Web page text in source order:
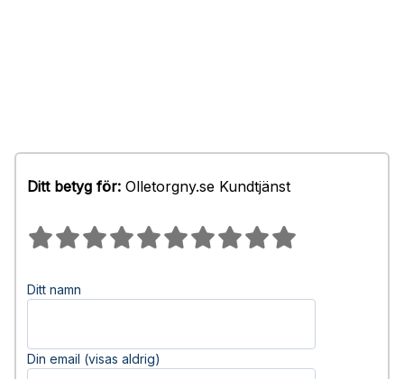
Ditt betyg för: Olletorgny.se Kundtjänst
Ditt namn
Din email (visas aldrig)